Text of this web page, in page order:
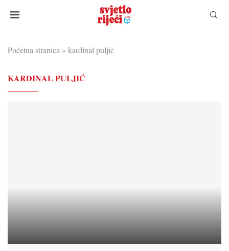
Početna stranica » kardinal puljić
KARDINAL PULJIĆ